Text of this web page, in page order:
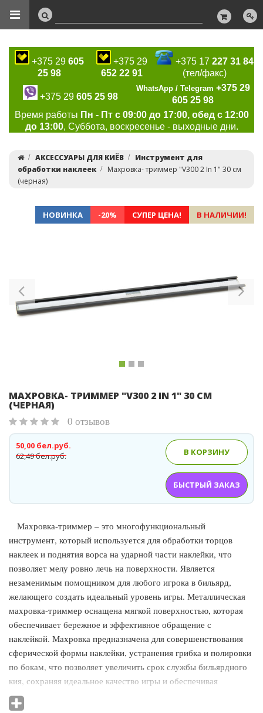
+375 29 605
25 98
+375 29
652 22 91
+375 17227 31 84
(тел/факс)
+375 29 605 25 98
WhatsApp / Telegram +375 29
605 25 98
Время работы Пн - Пт с 09:00 до 17:00, обед с 12:00
до 13:00, Суббота, воскресенье - выходные дни.
АКСЕССУАРЫ ДЛЯ КИЁВ
Инструмент для
обработки наклеек
Махровка- триммер "V300 2 In 1" 30 см
(черная)
НОВИНКА -20% СУПЕР ЦЕНА! В НАЛИЧИИ!
МАХРОВКА- ТРИММЕР "V300 2 IN 1" 30 СМ
(ЧЕРНАЯ)
0 отзывов
62,49 бел.руб.
50,00 бел.руб.
В КОРЗИНУ
БЫСТРЫЙ ЗАКАЗ
Махровка-триммер – это многофункциональный
инструмент, который используется для обработки торцов
наклеек и поднятия ворса на ударной части наклейки, что
позволяет мелу ровно лечь на поверхности. Является
незаменимым помощником для любого игрока в бильярд,
желающего создать идеальный уровень игры. Металлическая
махровка-триммер оснащена мягкой поверхностью, которая
обеспечивает бережное и эффективное обращение с
наклейкой. Махровка предназначена для совершенствования
сферической формы наклейки, устранения грибка и полировки
по бокам, что позволяет увеличить срок службы бильярдного
кия, сохраняя идеальное качество игры и обеспечивая
максимальную точность, благодаря плотному и ровному
прилеганию наклейки к штоку.